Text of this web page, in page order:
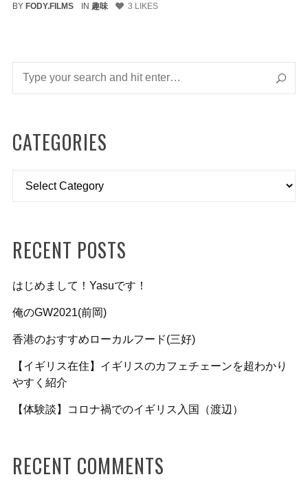
BY FODY.FILMS IN 趣味 3 LIKES
CATEGORIES
Categories
RECENT POSTS
はじめまして！Yasuです！
俺のGW2021(前岡)
香港のおすすめローカルフード(三好)
【イギリス在住】イギリスのカフェチェーンを超わかり
やすく紹介
【体験談】コロナ禍でのイギリス入国（渡辺）
RECENT COMMENTS